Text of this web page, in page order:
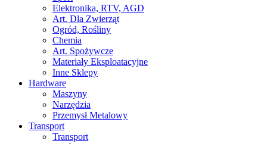
Elektronika, RTV, AGD
Art. Dla Zwierząt
Ogród, Rośliny
Chemia
Art. Spożywcze
Materiały Eksploatacyjne
Inne Sklepy
Hardware
Maszyny
Narzędzia
Przemysł Metalowy
Transport
Transport